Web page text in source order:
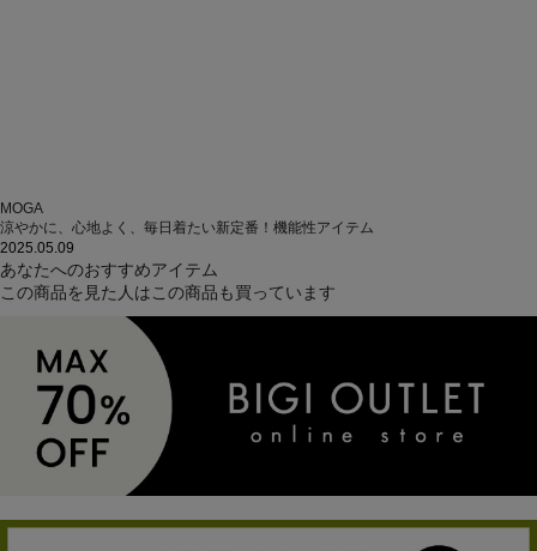
MOGA
涼やかに、心地よく、毎日着たい新定番！機能性アイテム
2025.05.09
あなたへのおすすめアイテム
この商品を見た人はこの商品も買っています